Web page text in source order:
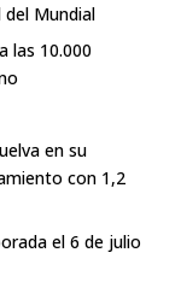
del Mundial
las 10.000
en su
con 1,2
el 6 de julio